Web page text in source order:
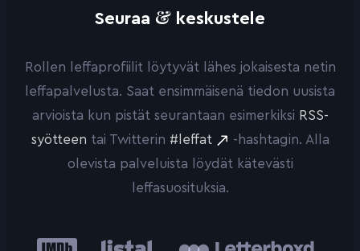
Seuraa & keskustele
Rollen leffaprofiilit löytyvät lähes jokaisesta netin
leffapalvelusta. Saat ensimmäisenä tiedon uusista
arvioista kun pistät seurantaan esimerkiksi RSS-
syötteen tai Twitterin #leffat
-hashtagin. Alla
olevista palveluista löydät kätevästi
leffasuosituksia.